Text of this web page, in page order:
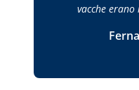
vacche